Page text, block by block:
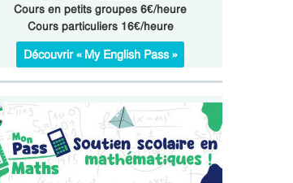
Cours en petits groupes 6€/heure
Cours particuliers 16€/heure
Découvrir « My English Pass »